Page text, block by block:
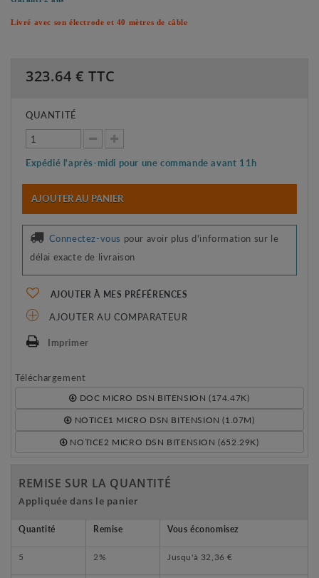
Livré avec son électrode et 40 mètres de câble
323.64 € TTC
QUANTITÉ
Expédié l'après-midi pour une commande avant 11h
AJOUTER AU PANIER
Connectez-vous pour avoir plus d'information sur le
délai exacte de livraison
AJOUTER À MES PRÉFÉRENCES
AJOUTER AU COMPARATEUR
Imprimer
Téléchargement
DOC MICRO DSN BITENSION (174.47K)
NOTICE1 MICRO DSN BITENSION (1.07M)
NOTICE2 MICRO DSN BITENSION (652.29K)
REMISE SUR LA QUANTITÉ
Appliquée dans le panier
Quantité Remise Vous économisez
5 2% Jusqu'à 32,36 €